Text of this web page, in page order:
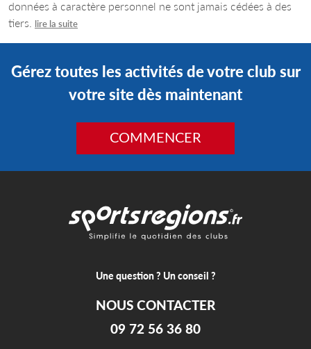
données à caractère personnel ne sont jamais cédées à des
tiers.
lire la suite
Gérez toutes les activités de votre club sur
votre site dès maintenant
COMMENCER
Une question ? Un conseil ?
NOUS CONTACTER
09 72 56 36 80